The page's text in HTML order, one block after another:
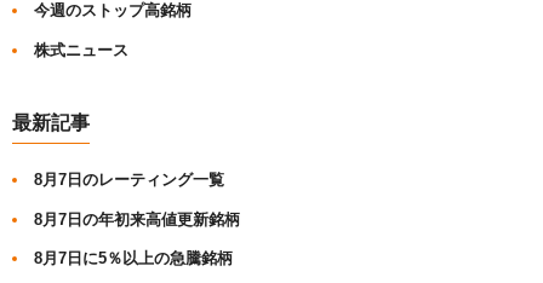
今週のストップ高銘柄
株式ニュース
最新記事
8月7日のレーティング一覧
8月7日の年初来高値更新銘柄
8月7日に5％以上の急騰銘柄